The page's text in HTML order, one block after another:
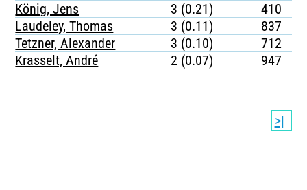
König, Jens
3 (0.21)
410
Laudeley, Thomas
3 (0.11)
837
Tetzner, Alexander
3 (0.10)
712
Krasselt, André
2 (0.07) 947
>|